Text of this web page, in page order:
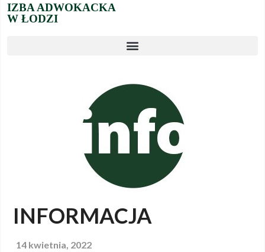
IZBA ADWOKACKA
W ŁODZI
INFORMACJA
14 kwietnia, 2022